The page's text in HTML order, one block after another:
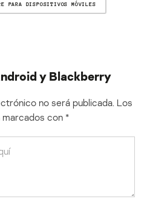
PARA DISPOSITIVOS MÓVILES
y Blackberry
no será publicada. Los
con *